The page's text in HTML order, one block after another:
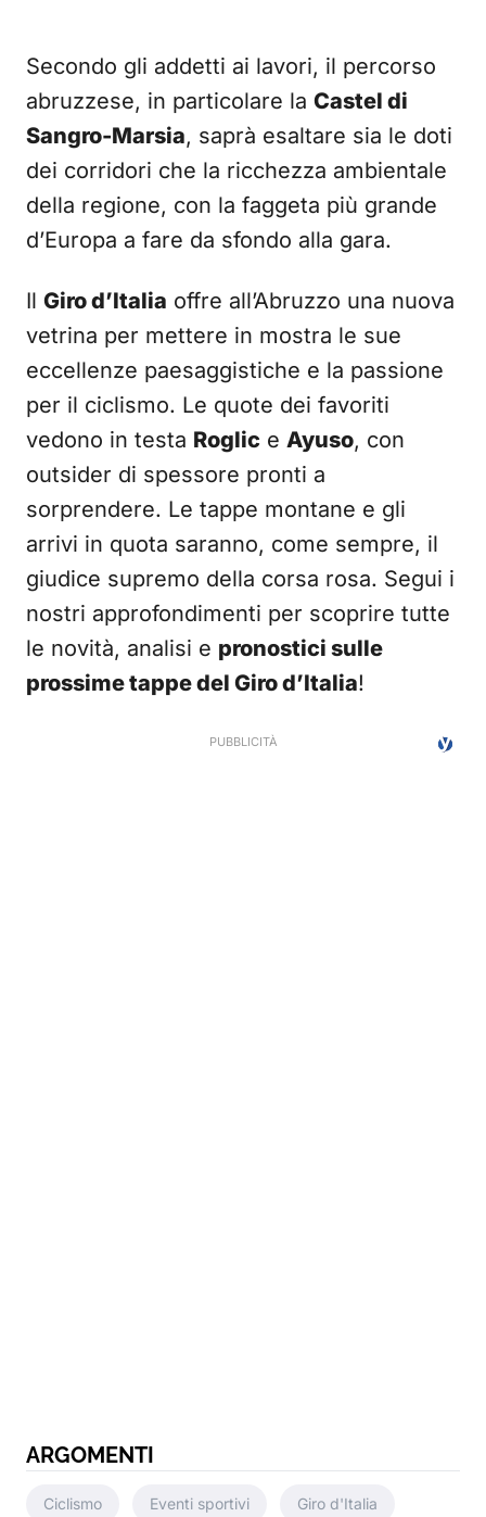
Secondo gli addetti ai lavori, il percorso
abruzzese, in particolare la Castel di
Sangro-Marsia, saprà esaltare sia le doti
dei corridori che la ricchezza ambientale
della regione, con la faggeta più grande
d’Europa a fare da sfondo alla gara.
Il Giro d’Italia offre all’Abruzzo una nuova
vetrina per mettere in mostra le sue
eccellenze paesaggistiche e la passione
per il ciclismo. Le quote dei favoriti
vedono in testa Roglic e Ayuso, con
outsider di spessore pronti a
sorprendere. Le tappe montane e gli
arrivi in quota saranno, come sempre, il
giudice supremo della corsa rosa. Segui i
nostri approfondimenti per scoprire tutte
le novità, analisi e pronostici sulle
prossime tappe del Giro d’Italia!
ARGOMENTI
Ciclismo Eventi sportivi Giro d'Italia